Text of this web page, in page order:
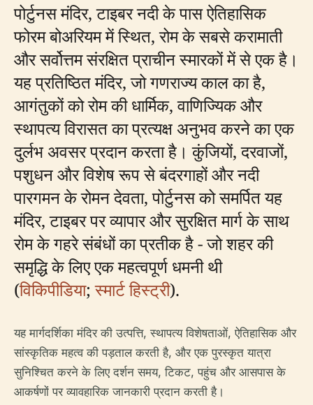
पोर्टुनस मंदिर, टाइबर नदी के पास ऐतिहासिक
फोरम बोअरियम में स्थित, रोम के सबसे करामाती
और सर्वोत्तम संरक्षित प्राचीन स्मारकों में से एक है।
यह प्रतिष्ठित मंदिर, जो गणराज्य काल का है,
आगंतुकों को रोम की धार्मिक, वाणिज्यिक और
स्थापत्य विरासत का प्रत्यक्ष अनुभव करने का एक
दुर्लभ अवसर प्रदान करता है। कुंजियों, दरवाजों,
पशुधन और विशेष रूप से बंदरगाहों और नदी
पारगमन के रोमन देवता, पोर्टुनस को समर्पित यह
मंदिर, टाइबर पर व्यापार और सुरक्षित मार्ग के साथ
रोम के गहरे संबंधों का प्रतीक है - जो शहर की
समृद्धि के लिए एक महत्वपूर्ण धमनी थी
(विकिपीडिया;स्मार्ट हिस्ट्री).
यह मार्गदर्शिका मंदिर की उत्पत्ति, स्थापत्य विशेषताओं, ऐतिहासिक और
सांस्कृतिक महत्व की पड़ताल करती है, और एक पुरस्कृत यात्रा
सुनिश्चित करने के लिए दर्शन समय, टिकट, पहुंच और आसपास के
आकर्षणों पर व्यावहारिक जानकारी प्रदान करती है।